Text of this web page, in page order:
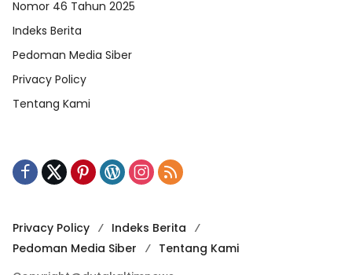
Nomor 46 Tahun 2025
Indeks Berita
Pedoman Media Siber
Privacy Policy
Tentang Kami
Privacy Policy
Indeks Berita
Pedoman Media Siber
Tentang Kami